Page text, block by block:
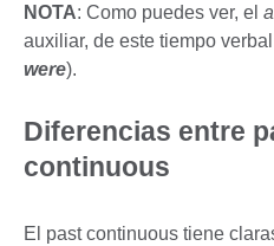
NOTA: Como puedes ver, el
auxiliar, de este tiempo
were).
Diferencias entre
continuous
El past continuous tiene